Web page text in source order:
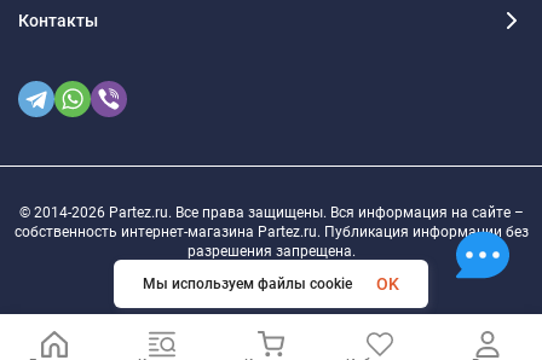
Контакты
© 2014-2026 Partez.ru. Все права защищены. Вся информация на сайте –
собственность интернет-магазина Partez.ru. Публикация информации без
разрешения запрещена.
Мы используем файлы cookie OK